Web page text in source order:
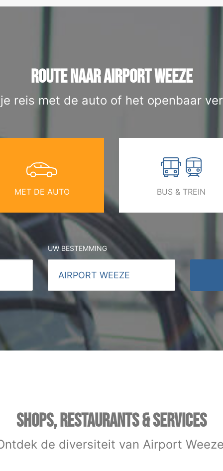
ROUTE NAAR AIRPORT WEEZE
reis met de auto of het openbaar
MET DE AUTO BUS & TREIN
UW BESTEMMING
SHOPS, RESTAURANTS & SERVICES
de diversiteit van Airport